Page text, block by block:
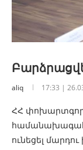
aliq 17:33 |
ՀՀ
ունեցել